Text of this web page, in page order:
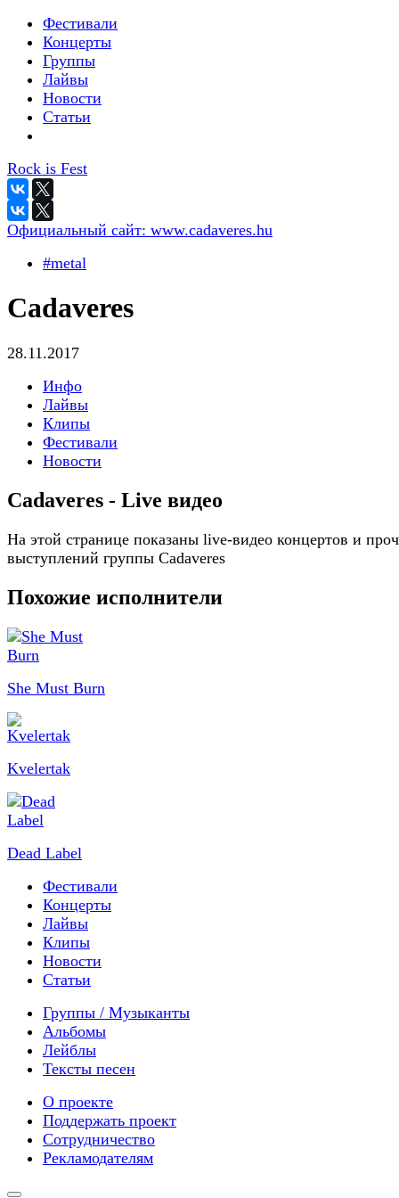
Фестивали
Концерты
Группы
Лайвы
Новости
Статьи
Rock is Fest
Официальный сайт: www.cadaveres.hu
#metal
Cadaveres
28.11.2017
Инфо
Лайвы
Клипы
Фестивали
Новости
Cadaveres - Live видео
На этой странице показаны live-видео концертов и
выступлений группы Cadaveres
Похожие исполнители
She Must Burn
Kvelertak
Dead Label
Фестивали
Концерты
Лайвы
Клипы
Новости
Статьи
Группы / Музыканты
Альбомы
Лейблы
Тексты песен
О проекте
Поддержать проект
Сотрудничество
Рекламодателям